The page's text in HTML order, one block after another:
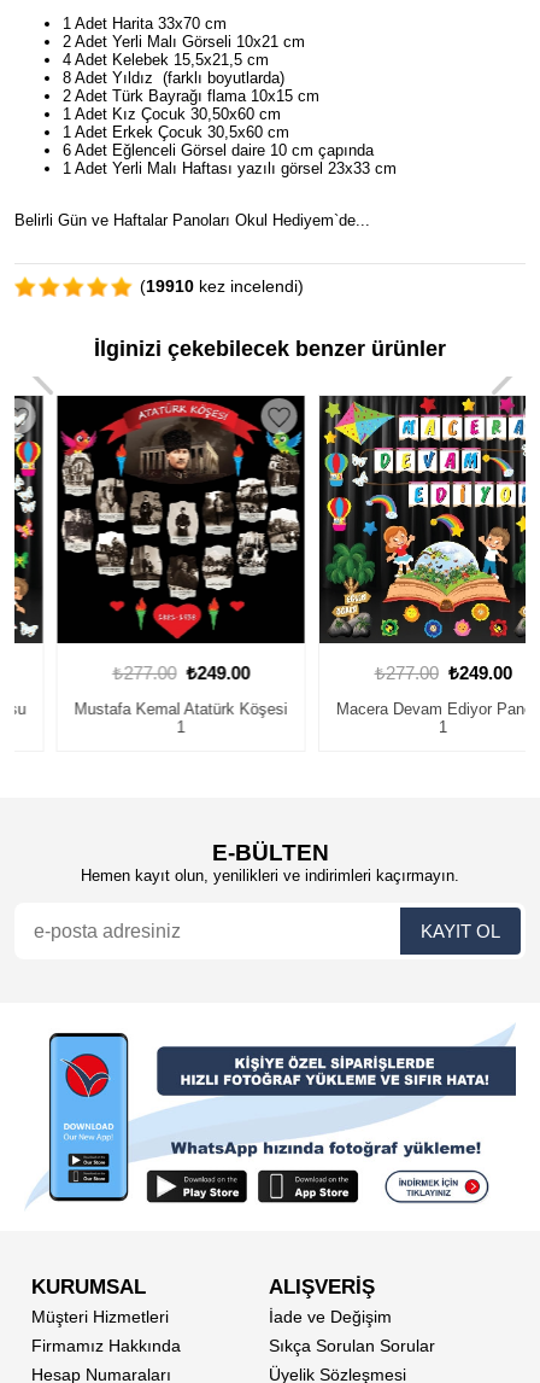
1 Adet Harita 33x70 cm
2 Adet Yerli Malı Görseli 10x21 cm
4 Adet Kelebek 15,5x21,5 cm
8 Adet Yıldız (farklı boyutlarda)
2 Adet Türk Bayrağı flama 10x15 cm
1 Adet Kız Çocuk 30,50x60 cm
1 Adet Erkek Çocuk 30,5x60 cm
6 Adet Eğlenceli Görsel daire 10 cm çapında
1 Adet Yerli Malı Haftası yazılı görsel 23x33 cm
Belirli Gün ve Haftalar Panoları Okul Hediyem`de...
(19910 kez incelendi)
İlginizi çekebilecek benzer ürünler
₺277.00 ₺249.00
Mustafa Kemal Atatürk Köşesi
₺277.00 ₺249.00
Macera Devam Ediyor Panosu
E-BÜLTEN
Hemen kayıt olun, yenilikleri ve indirimleri kaçırmayın.
KURUMSAL
Müşteri Hizmetleri
Firmamız Hakkında
Hesap Numaraları
ALIŞVERİŞ
İade ve Değişim
Sıkça Sorulan Sorular
Üyelik Sözleşmesi